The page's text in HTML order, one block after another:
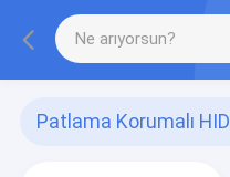
Patlama Korumalı HID